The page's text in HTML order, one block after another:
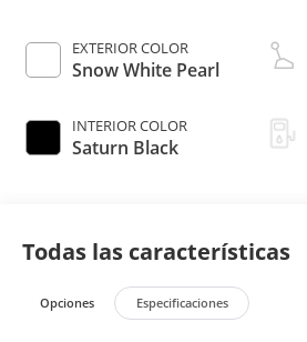
EXTERIOR COLOR
Snow White Pearl
INTERIOR COLOR
Saturn Black
Todas las características
Opciones Especificaciones